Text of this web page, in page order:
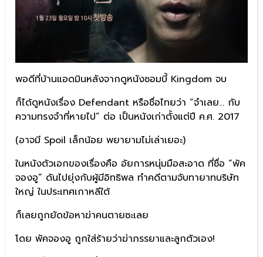
พอดีที่บ้านแอดมินหลังจากดูหนังซอมบี้ Kingdom จบ
ก็ได้ดูหนังเรื่อง Defendant หรือชื่อไทยว่า “จำเลย… กับ
ความทรงจำที่หายไป” ต่อ เป็นหนังเก่าตั้งแต่ปี ค.ศ. 2017
(อาจมี Spoil เล็กน้อย พยายามไม่เล่าเยอะ)
ในหนังตัวเอกของเรื่องคือ อัยการหนุ่มมือสะอาด ที่ชื่อ “พัค
จองอู” ดันไปยุ่งกับผู้มีอิทธิพล ทำคดีตามจับทายาทบริษัท
ใหญ่ ในประเทศเกาหลีใต้
ก็เลยถูกยัดข้อหาฆ่าคนตายซะเลย
โดย พัคจองอู ถูกใส่ร้ายว่าฆ่าภรรยาและลูกตัวเอง!